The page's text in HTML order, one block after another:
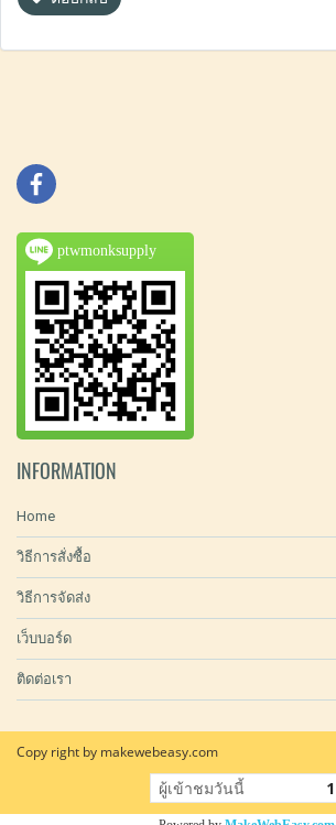
ptwmonksupply
INFORMATION
Home
วิธีการสั่งซื้อ
วิธีการจัดส่ง
เว็บบอร์ด
ติดต่อเรา
Copy right by makewebeasy.com
ผู้เข้าชมวันนี้ 1